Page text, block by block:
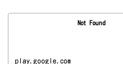
Not Found
play.google.com